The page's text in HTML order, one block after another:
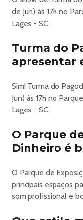
ARENA PINHÃO –
De 29 de maio a 7
Festa Nacional do
, um dos maiores
cidade se prepara
Lages espera por
Festa do Pinhão.
05 /06 – Sexta-feira
Matheus e Kauan
Grupo Chocolate
Acesse o site oficial
https://
de Jun) às 17h no
Lages - SC.
Turma do
apresentar
Sim! Turma do
Jun) às 17h no
Lages - SC.
O Parque
Dinheiro é
O Parque de
principais espaços
som profissional e